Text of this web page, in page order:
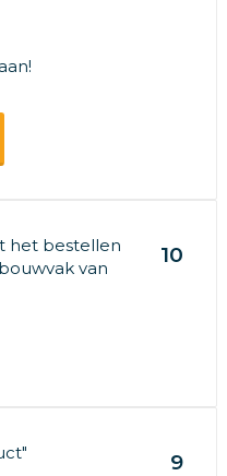
het bestellen
van
10
9